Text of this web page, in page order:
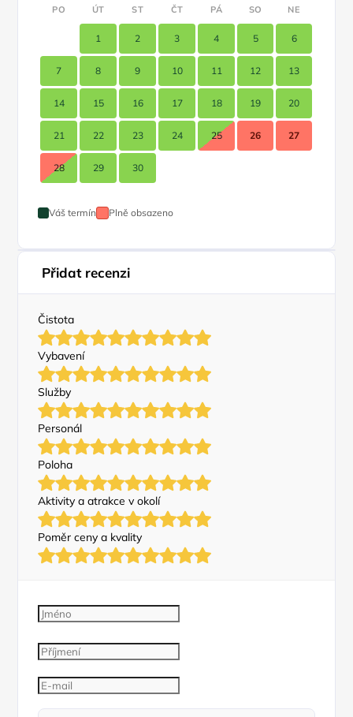
PO ÚT ST ČT PÁ SO NE
1 2 3 4 5 6
7 8 9 10 11 12 13
14 15 16 17 18 19 20
21 22 23 24 25 26 27
28 29 30
Váš termín Plně obsazeno
Přidat recenzi
Čistota
Vybavení
Služby
Personál
Poloha
Aktivity a atrakce v okolí
Poměr ceny a kvality